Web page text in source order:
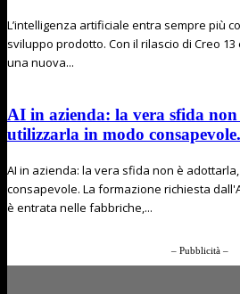
L’intelligenza artificiale entra sempre più
sviluppo prodotto. Con il rilascio di Creo 13
una nuova...
AI in azienda: la vera sfida
utilizzarla in modo
AI in azienda: la vera sfida non è
consapevole. La formazione richiesta
è entrata nelle fabbriche,...
– Pubblicità –